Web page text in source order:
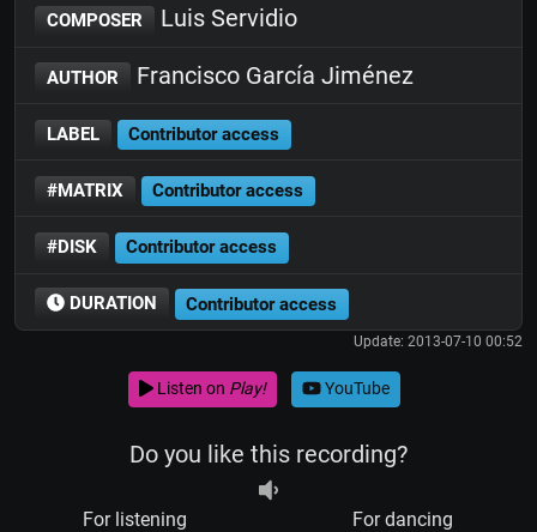
COMPOSER Luis Servidio
AUTHOR Francisco García Jiménez
LABEL Contributor access
#MATRIX Contributor access
#DISK Contributor access
DURATION Contributor access
Update: 2013-07-10 00:52
Listen on Play! YouTube
Do you like this recording?
For listening For dancing